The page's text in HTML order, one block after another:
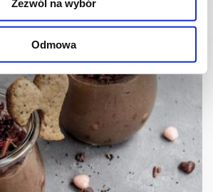
Zezwól na wybór
Odmowa